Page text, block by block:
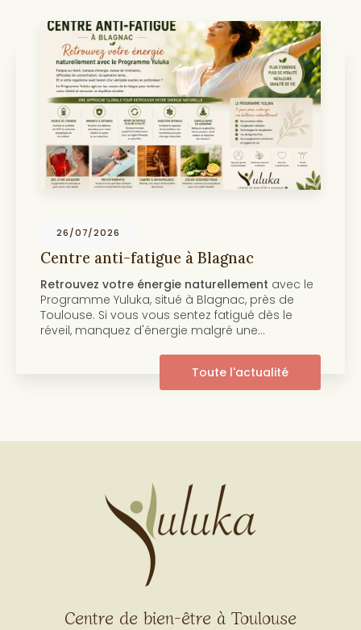
26/07/2026
Centre anti-fatigue à Blagnac
Retrouvez votre énergie naturellement avec le
Programme Yuluka, situé à Blagnac, près de
Toulouse. Si vous vous sentez fatigué dès le
réveil, manquez d'énergie malgré une…
Toute l'actualité
Centre de bien-être à Toulouse